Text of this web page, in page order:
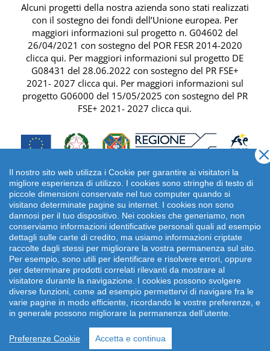
Il nostro sito web utilizza i Cookie per garantire ai visitatori la
migliore esperienza di utilizzo. I cookies sono stringhe di testo di
piccole dimensioni conservate nel tuo computer quando si
visitano determinate pagine su internet. I cookies non sono
dannosi per il tuo dispositivo. Nei cookies che generiamo, non
conserviamo informazioni identificative personali quali ad esempio
dettagli sulle carte di credito, ma usiamo informazioni criptate
raccolte dagli stessi per migliorare la vostra permanenza sul sito.
Per esempio, sono utili per identificare e risolvere errori, oppure
per determinare prodotti correlati rilevanti da mostrare al
visitatore durante la navigazione. I cookies possono svolgere
diverse funzioni, come ad esempio permettervi di navigare fra le
varie pagine in modo efficiente, ricordando le vostre preferenze, e
in generale possono migliorare la permanenza dell’utente.
Preferenze Cookie Accetta e continua
Alcuni progetti della nostra azienda sono stati realizzati
con il sostegno dei fondi dell’Unione europea. Per
maggiori informazioni sul progetto n. G04602 del
26/04/2021 con sostegno del POR FESR 2014-2020
clicca qui. Per maggiori informazioni sul progetto DE
G08431 del 28.06.2022 con sostegno del PR FSE+
2021- 2027 clicca qui. Per maggiori informazioni sul
progetto G06000 del 15/05/2025 con sostegno del PR
FSE+ 2021- 2027 clicca qui.
Copyright 2026 emonsitalia srl. | Viale della Piramide
Cestia 1C, 00153 Roma - Italia | P.IVA: 09372641002